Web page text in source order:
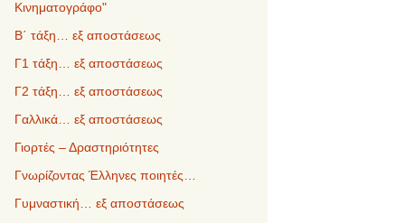
Κινηματογράφο"
Β΄ τάξη… εξ αποστάσεως
Γ1 τάξη… εξ αποστάσεως
Γ2 τάξη… εξ αποστάσεως
Γαλλικά… εξ αποστάσεως
Γιορτές – Δραστηριότητες
Γνωρίζοντας Έλληνες ποιητές…
Γυμναστική… εξ αποστάσεως